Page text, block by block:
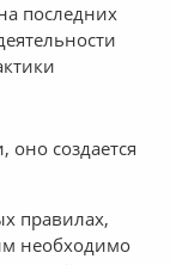
последних
оно создается
правилах,
необходимо